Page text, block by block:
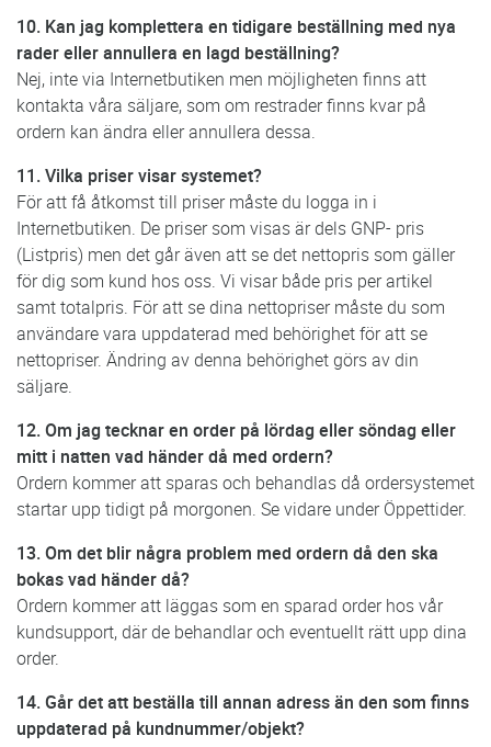
10. Kan jag komplettera en tidigare beställning med nya
rader eller annullera en lagd beställning?
Nej, inte via Internetbutiken men möjligheten finns att
kontakta våra säljare, som om restrader finns kvar på
ordern kan ändra eller annullera dessa.
11. Vilka priser visar systemet?
För att få åtkomst till priser måste du logga in i
Internetbutiken. De priser som visas är dels GNP- pris
(Listpris) men det går även att se det nettopris som gäller
för dig som kund hos oss. Vi visar både pris per artikel
samt totalpris. För att se dina nettopriser måste du som
användare vara uppdaterad med behörighet för att se
nettopriser. Ändring av denna behörighet görs av din
säljare.
12. Om jag tecknar en order på lördag eller söndag eller
mitt i natten vad händer då med ordern?
Ordern kommer att sparas och behandlas då ordersystemet
startar upp tidigt på morgonen. Se vidare under Öppettider.
13. Om det blir några problem med ordern då den ska
bokas vad händer då?
Ordern kommer att läggas som en sparad order hos vår
kundsupport, där de behandlar och eventuellt rätt upp dina
order.
14. Går det att beställa till annan adress än den som finns
uppdaterad på kundnummer/objekt?